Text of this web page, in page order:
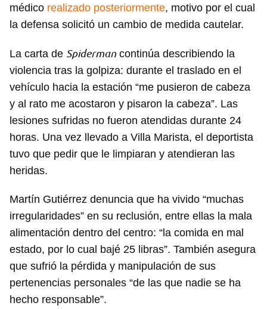
médico realizado posteriormente, motivo por el cual
la defensa solicitó un cambio de medida cautelar.
La carta de Spiderman continúa describiendo la
violencia tras la golpiza: durante el traslado en el
vehículo hacia la estación “me pusieron de cabeza
y al rato me acostaron y pisaron la cabeza”. Las
lesiones sufridas no fueron atendidas durante 24
horas. Una vez llevado a Villa Marista, el deportista
tuvo que pedir que le limpiaran y atendieran las
heridas.
Martín Gutiérrez denuncia que ha vivido “muchas
irregularidades” en su reclusión, entre ellas la mala
alimentación dentro del centro: “la comida en mal
estado, por lo cual bajé 25 libras”. También asegura
que sufrió la pérdida y manipulación de sus
pertenencias personales “de las que nadie se ha
hecho responsable”.